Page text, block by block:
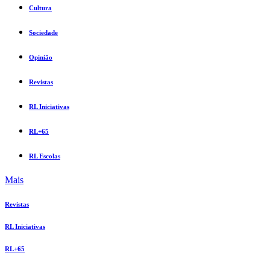
Cultura
Sociedade
Opinião
Revistas
RL Iniciativas
RL+65
RL Escolas
Mais
Revistas
RL Iniciativas
RL+65